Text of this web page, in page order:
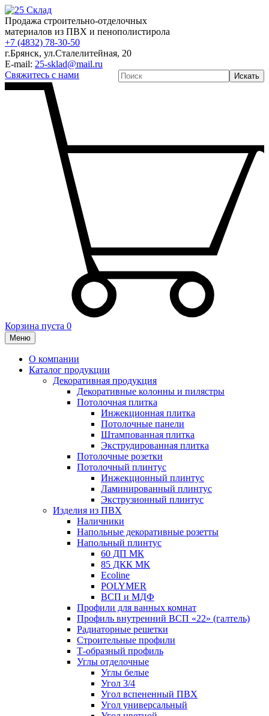
Продажа строительно-отделочных
материалов из ПВХ и пенополистирола
+7 (4832) 78-30-50
г.Брянск, ул.Сталелитейная, 20
E-mail: 25-sklad@mail.ru
Свяжитесь с нами
Искать
Корзина пуста 0
Меню
О компании
Каталог продукции
Декоративная продукция
Декоративные колонны и пилястры
Потолочная плитка
Инжекционная плитка
Потолочные панели
Штампованная плитка
Экструдированная плитка
Потолочные розетки
Потолочный плинтус
Инжекционный плинтус
Ламинированный плинтус
Экструзионный плинтус
Изделия из ПВХ
Наличники
Напольные декоративные розетты
Напольный плинтус
60 ДП МК
85 ДКК МК
Ecoline
POLYMER
ВСП и МДФ
Профили для ванных комнат
Профиль внутренний ВСП «22» (галтель)
Радиаторные решетки
Строительные профили
Т-образный профиль
Углы отделочные
Углы белые
Угол 3/4
Угол вспененный ПВХ
Угол универсальный